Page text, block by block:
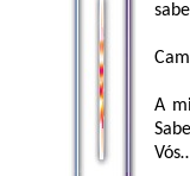
A